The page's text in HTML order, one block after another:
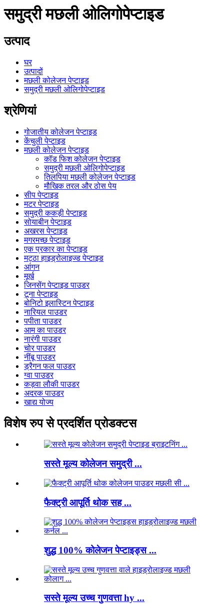
समुद्री मछली ओलिगोपेप्टाइड
उत्पाद
घर
उत्पादों
मछली कोलेजन पेप्टाइड
समुद्री मछली ओलिगोपेप्टाइड
श्रेणियां
गोजातीय कोलेजन पेप्टाइड
केंचुली पेप्टाइड
मछली कोलेजन पेप्टाइड
कॉड फिश कोलेजन पेप्टाइड
समुद्री मछली ओलिगोपेप्टाइड
तिलपिया मछली कोलेजन पेप्टाइड
मौखिक तरल और ठोस पेय
सीप पेप्टाइड
मटर पेप्टाइड
समुद्री ककड़ी पेप्टाइड
सोयाबीन पेप्टाइड
अखरस पेप्टाइड
मगरमच्छ पेप्टाइड
एक प्रकार का पेप्टाइड
मट्ठा हाइड्रोलाइज्ड पेप्टाइड
आंगन
मूर्ख
जिनसेंग पेप्टाइड पाउडर
टूना पेप्टाइड
बोनिटो इलास्टिन पेप्टाइड
नारियल पाउडर
पपीता पाउडर
आम का पाउडर
नारंगी पाउडर
चोर पाउडर
नींबू पाउडर
ड्रैगन फल पाउडर
ग्वा पाउडर
कड़वा लौकी पाउडर
अदरक पाउडर
खाद्य योज्य
विशेष रुप से प्रदर्शित प्रोडक्टस
सस्ते मूल्य कोलेजन समुद्री ...
फैक्ट्री आपूर्ति थोक सह ...
शुद्ध 100% कोलेजन पेप्टाइड्स ...
सस्ते मूल्य उच्च गुणवत्ता hy ...